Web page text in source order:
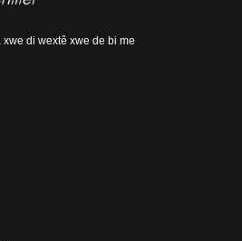
di wextê xwe de bi me